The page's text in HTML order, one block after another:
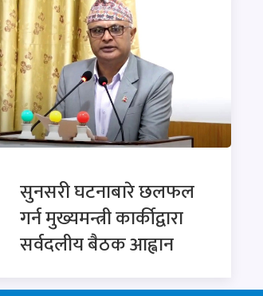
सुनसरी घटनाबारे छलफल
गर्न मुख्यमन्त्री कार्कीद्वारा
सर्वदलीय बैठक आह्वान